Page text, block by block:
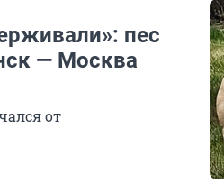
пес
— Москва
от